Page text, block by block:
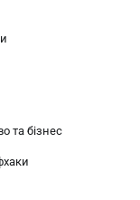
та бізнес